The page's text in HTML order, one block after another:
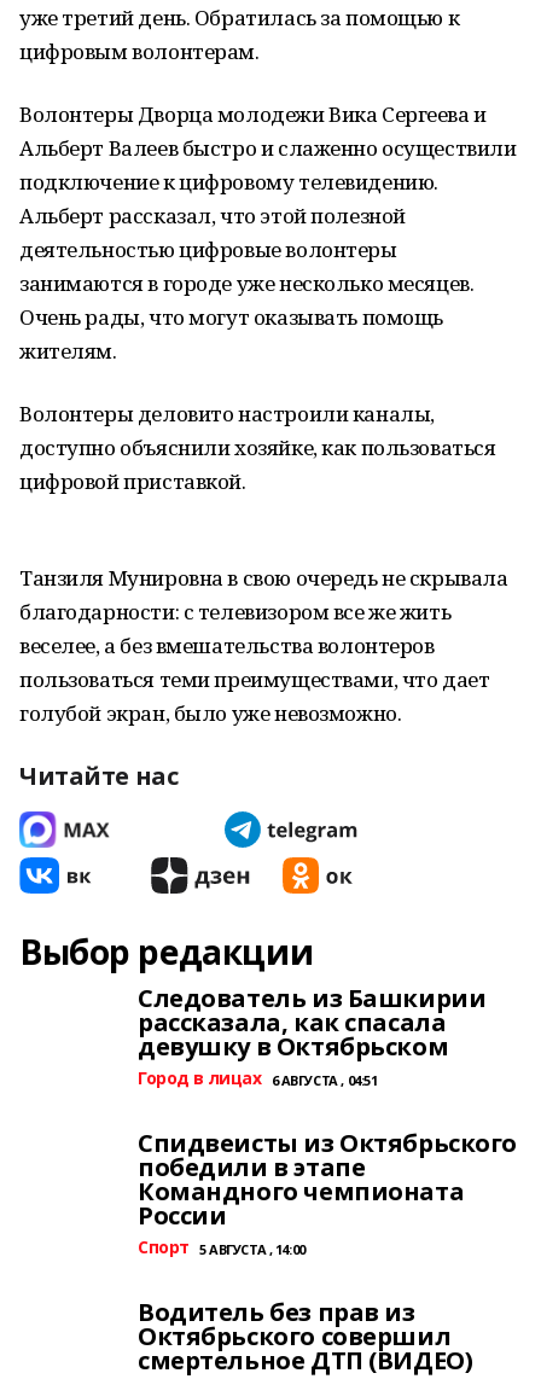
уже третий день. Обратилась за помощью к
цифровым волонтерам.
Волонтеры Дворца молодежи Вика Сергеева и
Альберт Валеев быстро и слаженно осуществили
подключение к цифровому телевидению.
Альберт рассказал, что этой полезной
деятельностью цифровые волонтеры
занимаются в городе уже несколько месяцев.
Очень рады, что могут оказывать помощь
жителям.
Волонтеры деловито настроили каналы,
доступно объяснили хозяйке, как пользоваться
цифровой приставкой.
Танзиля Мунировна в свою очередь не скрывала
благодарности: с телевизором все же жить
веселее, а без вмешательства волонтеров
пользоваться теми преимуществами, что дает
голубой экран, было уже невозможно.
Читайте нас
Выбор редакции
Следователь из Башкирии
рассказала, как спасала
девушку в Октябрьском
Город в лицах 6 АВГУСТА , 04:51
Спидвеисты из Октябрьского
победили в этапе
Командного чемпионата
России
Спорт 5 АВГУСТА , 14:00
Водитель без прав из
Октябрьского совершил
смертельное ДТП (ВИДЕО)